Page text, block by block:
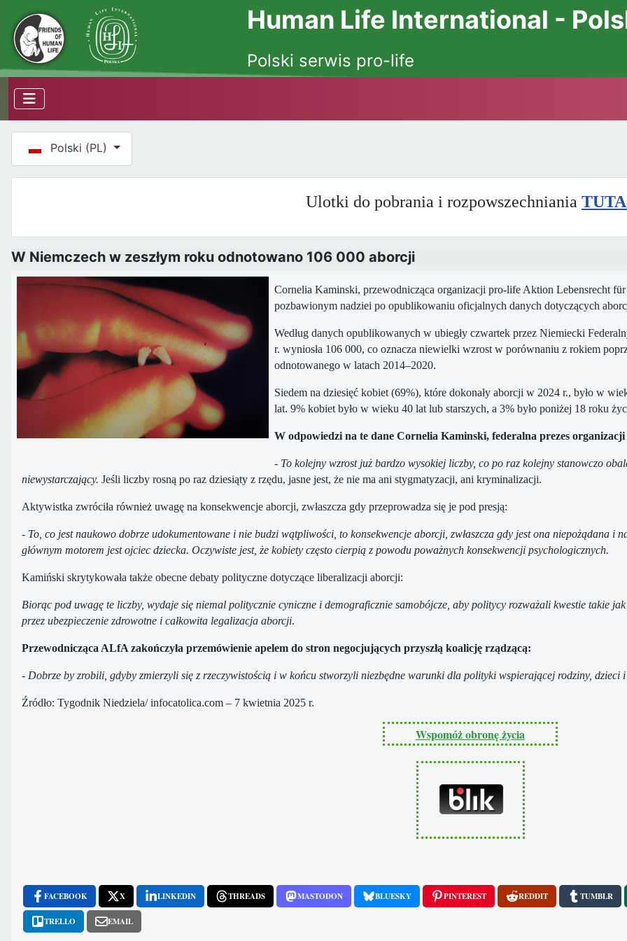
Human Life International -
Polski serwis pro-life
Wybierz swój język
Polski (PL)
Ulotki do pobrania i rozpowszechniania
W Niemczech w zeszłym roku odnotowano 106 000 aborcji
Cornelia Kaminski, przewodnicząca organizacji pro-life Aktion Lebensrecht
pozbawionym nadziei po opublikowaniu oficjalnych danych dotyczących
Według danych opublikowanych w ubiegły czwartek przez Niemiecki
r. wyniosła 106 000, co oznacza niewielki wzrost w porównaniu z rokiem
odnotowanego w latach 2014–2020.
Siedem na dziesięć kobiet (69%), które dokonały aborcji w 2024 r., było w
lat. 9% kobiet było w wieku 40 lat lub starszych, a 3% było poniżej 18 roku
W odpowiedzi na te dane Cornelia Kaminski, federalna prezes
- To kolejny wzrost już bardzo wysokiej liczby, co po raz kolejny stanowczo
niewystarczający. Jeśli liczby rosną po raz dziesiąty z rzędu, jasne jest, że nie ma ani stygmatyzacji, ani kryminalizacji.
Aktywistka zwróciła również uwagę na konsekwencje aborcji, zwłaszcza gdy przeprowadza się je pod presją:
- To, co jest naukowo dobrze udokumentowane i nie budzi wątpliwości, to konsekwencje aborcji, zwłaszcza gdy jest ona niepożądana i
głównym motorem jest ojciec dziecka. Oczywiste jest, że kobiety często cierpią z powodu poważnych konsekwencji psychologicznych.
Kamiński skrytykowała także obecne debaty polityczne dotyczące liberalizacji aborcji:
Biorąc pod uwagę te liczby, wydaje się niemal politycznie cyniczne i demograficznie samobójcze, aby politycy rozważali kwestie takie
przez ubezpieczenie zdrowotne i całkowita legalizacja aborcji.
Przewodnicząca ALfA zakończyła przemówienie apelem do stron negocjujących przyszłą koalicję rządzącą:
- Dobrze by zrobili, gdyby zmierzyli się z rzeczywistością i w końcu stworzyli niezbędne warunki dla polityki wspierającej rodziny, dzieci
Źródło: Tygodnik Niedziela/ infocatolica.com – 7 kwietnia 2025 r.
Wspomóż obronę życia
FACEBOOK X LINKEDIN THREADS MASTODON BLUESKY PINTEREST REDDIT TUMBLR
TRELLO EMAIL